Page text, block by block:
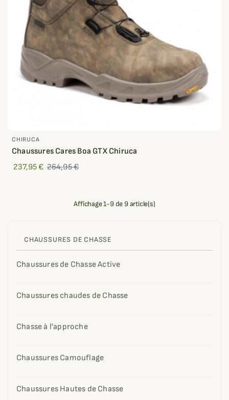
CHAUSSURES DE CHASSE
Chaussures de Chasse Active
Chaussures chaudes de Chasse
Chasse à l'approche
Chaussures Camouflage
Chaussures Hautes de Chasse
CHIRUCA
Chaussures Cares Boa GTX Chiruca
237,95 € 264,95 €
Affichage 1-9 de 9 article(s)